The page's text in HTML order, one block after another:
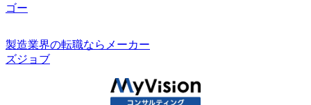
ゴー
製造業界の転職ならメーカー
ズジョブ